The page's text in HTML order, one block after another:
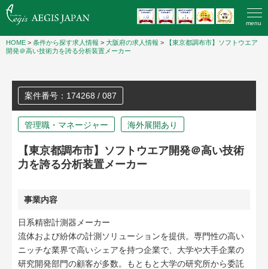
menu
HOME > 条件から探す求人情報 > 大阪府の求人情報 >
【東京都調布市】ソフトウエア
開発＠高い技術力を誇る分析装置メーカー
案件番号：174268 / 087
管理職・マネージャー 海外展開あり
【東京都調布市】ソフトウエア開発＠高い技術
力を誇る分析装置メーカー
事業内容
日系精密計測器メーカー
流体および紛体の計測ソリューションを提供。専門性の高い
ニッチな業界で高いシェアを持つ企業で、大学や大手企業の
研究開発部門の顧客が多数。もともと大学の研究所から委託